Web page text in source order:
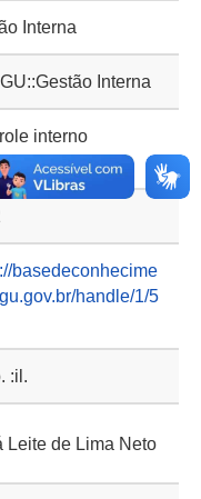
Interna
Interna
interno
do controle
basedeconhecime
handle/1/5
:il.
Leite de Lima Neto